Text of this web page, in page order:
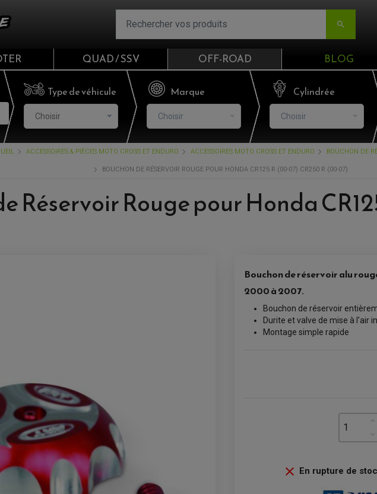

Email
Mot de passe
QUAD / SSV OFF-ROAD BLOG
Type de véhicule
Choisir
Marque
Choisir
Cylindrée
Choisir
ACCESSOIRES & PIÈCES MOTO CROSS ET ENDURO ACCESSOIRES MOTO CROSS ET ENDURO BOUCHON DE
BOUCHON DE RÉSERVOIR ROUGE POUR HONDA CR125 R (00-07) CR250 R (00-07)
Réservoir Rouge pour Honda
Bouchon de réservoir alu
2000 à 2007.
Bouchon de réservoir
Durite et valve de mise à l'air
Montage simple rapide
 En rupture de